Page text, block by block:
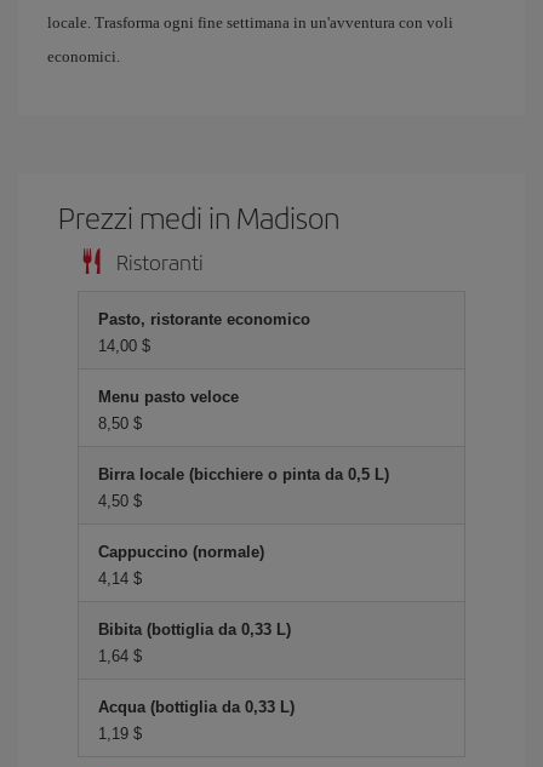
locale. Trasforma ogni fine settimana in un'avventura con voli
economici.
Prezzi medi in Madison
Ristoranti
Pasto, ristorante economico
14,00 $
Menu pasto veloce
8,50 $
Birra locale (bicchiere o pinta da 0,5 L)
4,50 $
Cappuccino (normale)
4,14 $
Bibita (bottiglia da 0,33 L)
1,64 $
Acqua (bottiglia da 0,33 L)
1,19 $